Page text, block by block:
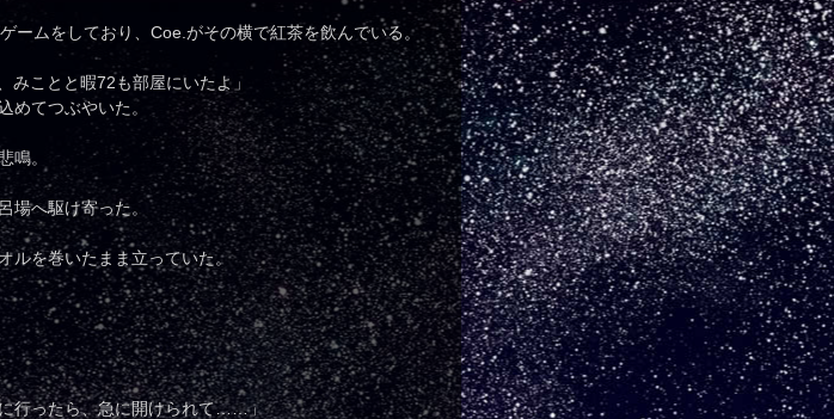
ームをしており、Coe.がその横で紅茶を飲んでいる。
ことと暇72も部屋にいたよ」
めてつぶやいた。
鳴。
場へ駆け寄った。
ルを巻いたまま立っていた。
行ったら、急に開けられて……」